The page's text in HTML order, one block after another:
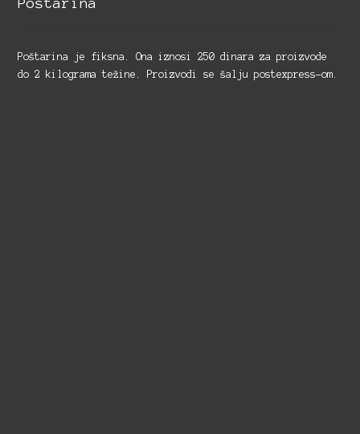
Poštarina je fiksna. Ona iznosi 250 dinara za proizvode
do 2 kilograma težine. Proizvodi se šalju postexpress-om.